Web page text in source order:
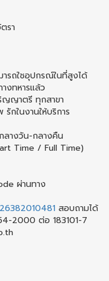
รา
รถใชอุปกรณ์ในที่สูงได้
งทหารแล้ว
ญญาตรี ทุกสาขา
กในงานให้บริการ
ลางวัน-กลางคืน
Time / Full Time)
ผ่านทาง
สอบถามได้
2000 ต่อ 183101-7